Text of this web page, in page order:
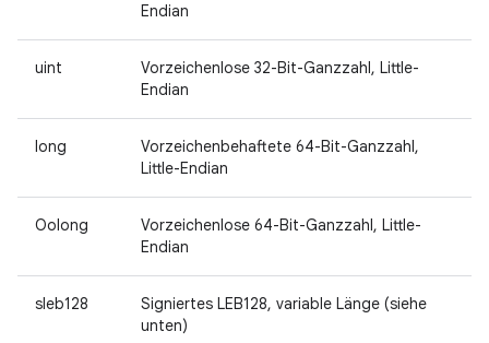
Endian
uint
Vorzeichenlose 32-Bit-Ganzzahl, Little-
Endian
long
Vorzeichenbehaftete 64-Bit-Ganzzahl,
Little-Endian
Oolong
Vorzeichenlose 64-Bit-Ganzzahl, Little-
Endian
sleb128
Signiertes LEB128, variable Länge (siehe
unten)